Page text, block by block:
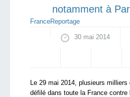
notamment à
FranceReportage
30 mai 2014
Le 29 mai 2014, plusieurs milliers
défilé dans toute la France contre